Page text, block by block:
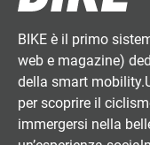
BIKE è il primo
web e magazine)
della smart
per scoprire il
immergersi nella